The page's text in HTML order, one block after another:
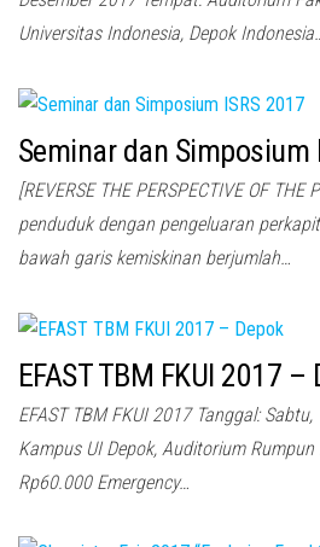
Universitas Indonesia, Depok
Seminar dan Simposium
[REVERSE THE PERSPECTIVE OF THE
penduduk dengan pengeluaran
bawah garis kemiskinan berjumlah…
EFAST TBM FKUI 2017 –
EFAST TBM FKUI 2017 Tanggal:
Kampus UI Depok, Auditorium
Rp60.000 Emergency…